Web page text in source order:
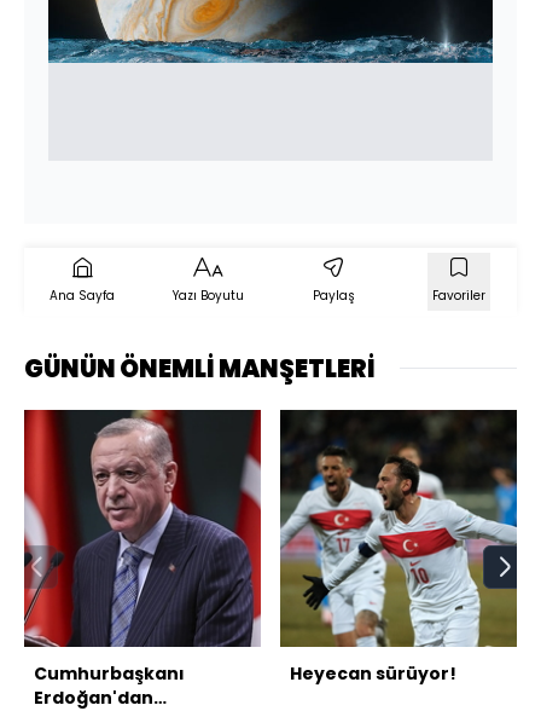
Ana Sayfa Yazı Boyutu Paylaş Favoriler
GÜNÜN ÖNEMLİ MANŞETLERİ
Cumhurbaşkanı
Erdoğan'dan
Heyecan sürüyor!